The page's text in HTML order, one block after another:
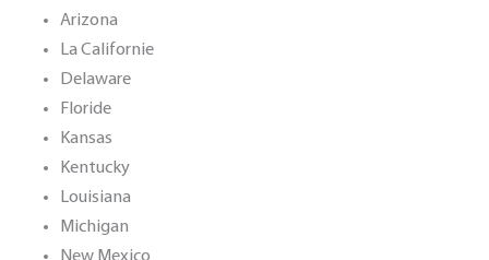
Arizona
La Californie
Delaware
Floride
Kansas
Kentucky
Louisiana
Michigan